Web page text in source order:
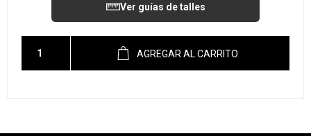
Ver guías de talles
AGREGAR AL CARRITO